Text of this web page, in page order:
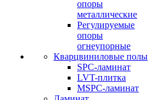
опоры
металлические
Регулируемые
опоры
огнеупорные
Кварцвиниловые полы
SPC-ламинат
LVT-плитка
MSPC-ламинат